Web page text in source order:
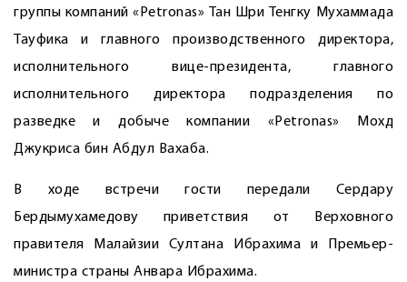
группы компаний «Petronas» Тан Шри Тенгку Мухаммада
Тауфика и главного производственного директора,
исполнительного вице-президента, главного
исполнительного директора подразделения по
разведке и добыче компании «Petronas» Мохд
Джукриса бин Абдул Вахаба.
В ходе встречи гости передали ­Сердару
Бердымухамедову приветствия от Верховного
правителя Малайзии Султана Ибрахима и Премьер-
министра страны Анвара Ибрахима.